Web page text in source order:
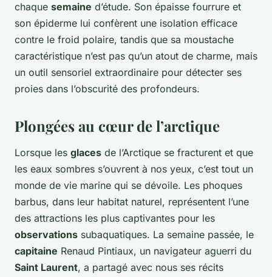
chaque semaine d’étude. Son épaisse fourrure et
son épiderme lui confèrent une isolation efficace
contre le froid polaire, tandis que sa moustache
caractéristique n’est pas qu’un atout de charme, mais
un outil sensoriel extraordinaire pour détecter ses
proies dans l’obscurité des profondeurs.
Plongées au cœur de l’arctique
Lorsque les glaces de l’Arctique se fracturent et que
les eaux sombres s’ouvrent à nos yeux, c’est tout un
monde de vie marine qui se dévoile. Les phoques
barbus, dans leur habitat naturel, représentent l’une
des attractions les plus captivantes pour les
observations subaquatiques. La semaine passée, le
capitaine Renaud Pintiaux, un navigateur aguerri du
Saint Laurent, a partagé avec nous ses récits